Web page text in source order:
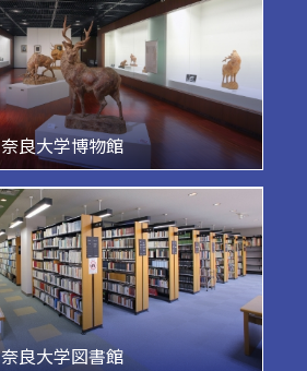
奈良大学博物館
奈良大学図書館